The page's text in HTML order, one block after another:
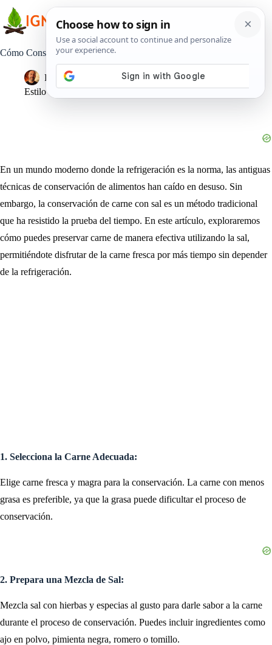
contenido
Cómo Conservar Carne con Sal sin Necesidad de Refrigeración
Pedro Lisperguer
26 diciembre, 2023
Estilo de Vida
En un mundo moderno donde la refrigeración es la norma, las antiguas
técnicas de conservación de alimentos han caído en desuso. Sin
embargo, la conservación de carne con sal es un método tradicional
que ha resistido la prueba del tiempo. En este artículo, exploraremos
cómo puedes preservar carne de manera efectiva utilizando la sal,
permitiéndote disfrutar de la carne fresca por más tiempo sin depender
de la refrigeración.
1. Selecciona la Carne Adecuada:
Elige carne fresca y magra para la conservación. La carne con menos
grasa es preferible, ya que la grasa puede dificultar el proceso de
conservación.
2. Prepara una Mezcla de Sal:
Mezcla sal con hierbas y especias al gusto para darle sabor a la carne
durante el proceso de conservación. Puedes incluir ingredientes como
ajo en polvo, pimienta negra, romero o tomillo.